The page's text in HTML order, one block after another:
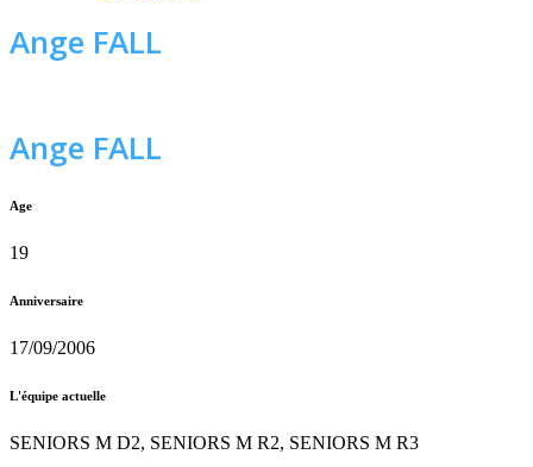
Ange FALL
Ange FALL
Age
19
Anniversaire
17/09/2006
L'équipe actuelle
SENIORS M D2, SENIORS M R2, SENIORS M R3